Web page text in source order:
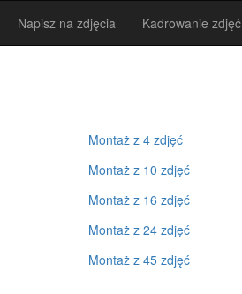
Napisz na zdjęcia Kadrowanie zdjęć
Montaż z 4 zdjęć
Montaż z 10 zdjęć
Montaż z 16 zdjęć
Montaż z 24 zdjęć
Montaż z 45 zdjęć